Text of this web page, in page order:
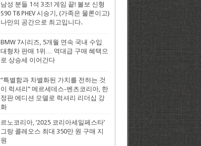
남성 분들 1석 3조! 게임 끝! 볼보 신형
S90 T8 PHEV 시승기, (가족은 물론이고)
나만의 공간으로 최고입니다.
BMW 7시리즈, 5개월 연속 국내 수입
대형차 판매 1위… 역대급 구매 혜택으
로 상승세 이어간다
“특별함과 차별화된 가치를 전하는 것
이 럭셔리” 메르세데스-벤츠코리아, 한
정판 에디션 모델로 럭셔리 리더십 강
화
르노코리아, ‘2025 코리아세일페스타’
그랑 콜레오스 최대 350만 원 구매 지
원